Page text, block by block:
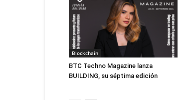
Blockchain
BTC Techno Magazine lanza
BUILDING, su séptima edición